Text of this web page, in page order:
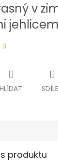
v
HLÍDAT
produktu